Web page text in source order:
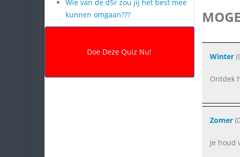
Wie van de d5r zou jij het best mee
kunnen omgaan???
Winter
Ontdek
Zomer
Je houd